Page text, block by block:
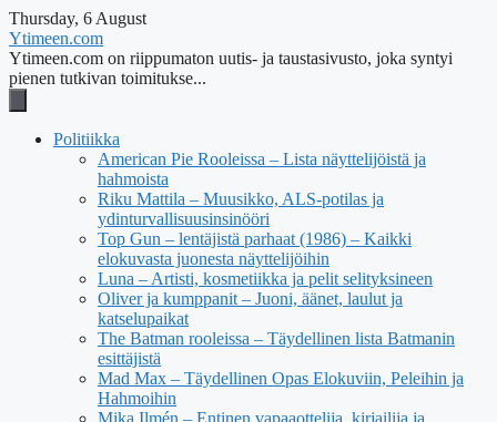
Thursday, 6 August
Ytimeen.com
Ytimeen.com on riippumaton uutis- ja taustasivusto, joka syntyi
pienen tutkivan toimitukse...
Politiikka
American Pie Rooleissa – Lista näyttelijöistä ja
hahmoista
Riku Mattila – Muusikko, ALS-potilas ja
ydinturvallisuusinsinööri
Top Gun – lentäjistä parhaat (1986) – Kaikki
elokuvasta juonesta näyttelijöihin
Luna – Artisti, kosmetiikka ja pelit selityksineen
Oliver ja kumppanit – Juoni, äänet, laulut ja
katselupaikat
The Batman rooleissa – Täydellinen lista Batmanin
esittäjistä
Mad Max – Täydellinen Opas Elokuviin, Peleihin ja
Hahmoihin
Mika Ilmén – Entinen vapaaottelija, kirjailija ja